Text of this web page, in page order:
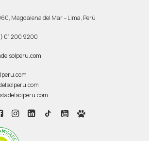
Magdalena del Mar – Lima, Perú
01 200 9200